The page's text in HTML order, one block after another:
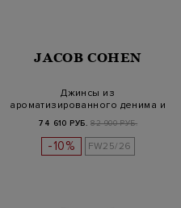
JACOB COHEN
Джинсы из
ароматизированного денима и
74 610 РУБ. 82 900 РУБ.
-10% FW25/26